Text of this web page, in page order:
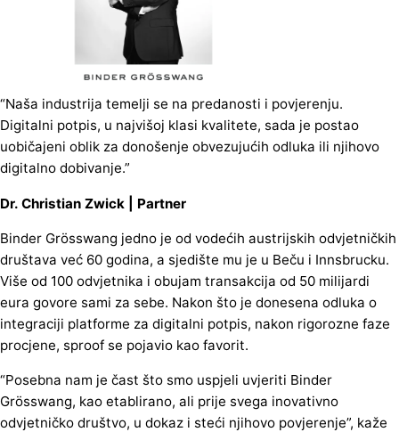
“Naša industrija temelji se na predanosti i povjerenju.
Digitalni potpis, u najvišoj klasi kvalitete, sada je postao
uobičajeni oblik za donošenje obvezujućih odluka ili njihovo
digitalno dobivanje.”
Dr. Christian Zwick | Partner
Binder Grösswang jedno je od vodećih austrijskih odvjetničkih
društava već 60 godina, a sjedište mu je u Beču i Innsbrucku.
Više od 100 odvjetnika i obujam transakcija od 50 milijardi
eura govore sami za sebe. Nakon što je donesena odluka o
integraciji platforme za digitalni potpis, nakon rigorozne faze
procjene, sproof se pojavio kao favorit.
“Posebna nam je čast što smo uspjeli uvjeriti Binder
Grösswang, kao etablirano, ali prije svega inovativno
odvjetničko društvo, u dokaz i steći njihovo povjerenje”, kaže